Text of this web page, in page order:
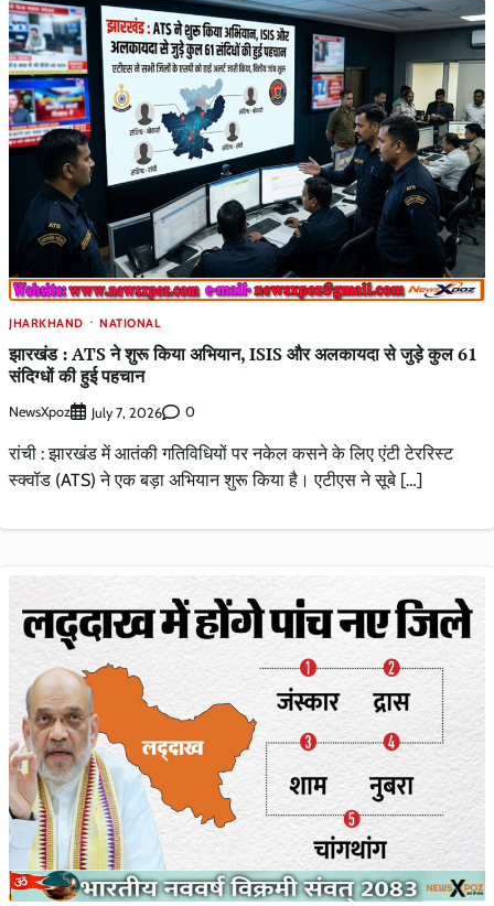
JHARKHAND NATIONAL
झारखंड : ATS ने शुरू किया अभियान, ISIS और अलकायदा से जुड़े कुल 61
संदिग्धों की हुई पहचान
NewsXpoz July 7, 2026 0
रांची : झारखंड में आतंकी गतिविधियों पर नकेल कसने के लिए एंटी टेररिस्ट
स्क्वॉड (ATS) ने एक बड़ा अभियान शुरू किया है। एटीएस ने सूबे […]